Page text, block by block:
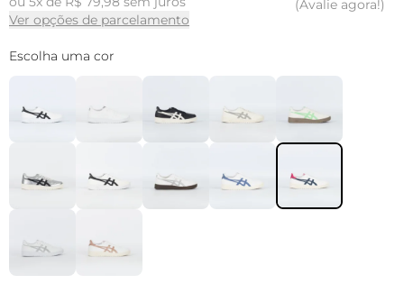
Ver opções de parcelamento
Avalie agora!
Escolha uma cor